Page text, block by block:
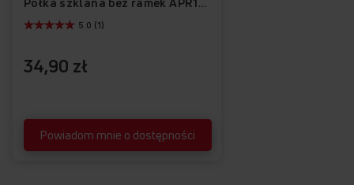
34,90 zł
Półka szklana bez ramek APR1025
Powiadom mnie o dostępności
5.0 (1)